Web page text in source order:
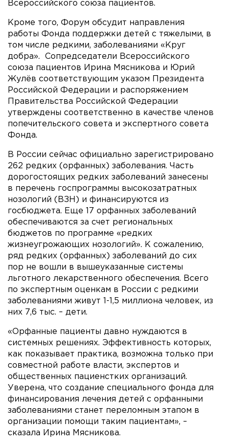
Всероссийского союза пациентов.
Кроме того, Форум обсудит направления
работы Фонда поддержки детей с тяжелыми, в
том числе редкими, заболеваниями «Круг
добра». Сопредседатели Всероссийского
союза пациентов Ирина Мясникова и Юрий
Жулёв соответствующим указом Президента
Российской Федерации и распоряжением
Правительства Российской Федерации
утверждены соответственно в качестве членов
попечительского совета и экспертного совета
Фонда.
В России сейчас официально зарегистрировано
262 редких (орфанных) заболевания. Часть
дорогостоящих редких заболеваний занесены
в перечень госпрограммы высокозатратных
нозологий (ВЗН) и финансируются из
госбюджета. Еще 17 орфанных заболеваний
обеспечиваются за счет региональных
бюджетов по программе «редких
жизнеугрожающих нозологий». К сожалению,
ряд редких (орфанных) заболеваний до сих
пор не вошли в вышеуказанные системы
льготного лекарственного обеспечения. Всего
по экспертным оценкам в России с редкими
заболеваниями живут 1-1,5 миллиона человек, из
них 7,6 тыс. – дети.
«Орфанные пациенты давно нуждаются в
системных решениях. Эффективность которых,
как показывает практика, возможна только при
совместной работе власти, экспертов и
общественных пациенстких организаций.
Уверена, что создание специального фонда для
финансирования лечения детей с орфанными
заболеваниями станет переломным этапом в
организации помощи таким пациентам», –
сказала Ирина Мясникова.